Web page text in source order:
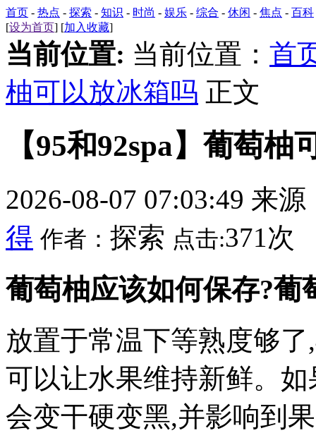
首页 - 热点 - 探索 - 知识 - 时尚 - 娱乐 - 综合 - 休闲 - 焦点 - 百科
[设为首页] [加入收藏]
当前位置: 当前位置： 首
柚可以放冰箱吗 正文
【95和92spa】葡萄柚
2026-08-07 07:03:49 来源
得 作者： 探索 点击:371次
葡萄柚应该如何保存?葡
放置于常温下等熟度够
可以让水果维持新鲜。
会变干硬变黑,并影响到